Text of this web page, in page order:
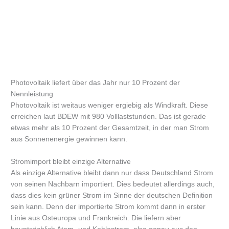
Photovoltaik liefert über das Jahr nur 10 Prozent der
Nennleistung
Photovoltaik ist weitaus weniger ergiebig als Windkraft. Diese
erreichen laut BDEW mit 980 Volllaststunden. Das ist gerade
etwas mehr als 10 Prozent der Gesamtzeit, in der man Strom
aus Sonnenenergie gewinnen kann.
Stromimport bleibt einzige Alternative
Als einzige Alternative bleibt dann nur dass Deutschland Strom
von seinen Nachbarn importiert. Dies bedeutet allerdings auch,
dass dies kein grüner Strom im Sinne der deutschen Definition
sein kann. Denn der importierte Strom kommt dann in erster
Linie aus Osteuropa und Frankreich. Die liefern aber